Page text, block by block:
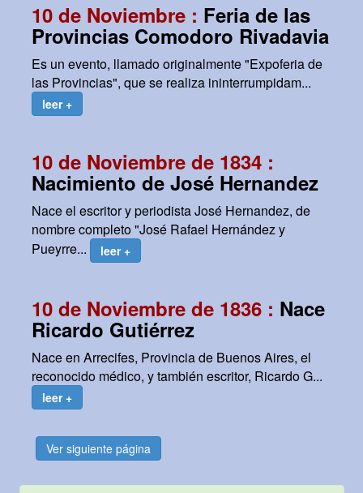
10 de Noviembre : Feria de las
Provincias Comodoro Rivadavia
Es un evento, llamado originalmente "Expoferia de
las Provincias", que se realiza ininterrumpidam...
leer +
10 de Noviembre de 1834 :
Nacimiento de José Hernandez
Nace el escritor y periodista José Hernandez, de
nombre completo "José Rafael Hernández y
Pueyrre...
leer +
10 de Noviembre de 1836 : Nace
Ricardo Gutiérrez
Nace en Arrecifes, Provincia de Buenos Aires, el
reconocido médico, y también escritor, Ricardo G...
leer +
Ver siguiente página